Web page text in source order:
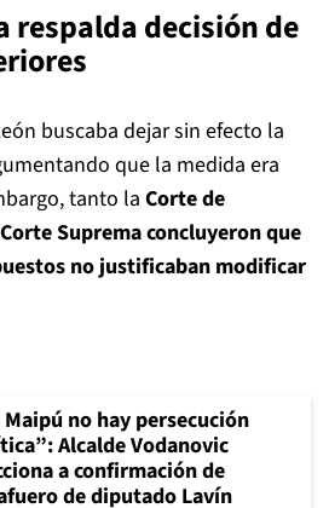
respalda decisión de
buscaba dejar sin efecto la
que la medida era
tanto la Corte de
Suprema concluyeron que
no justificaban modificar
Maipú no hay persecución
Alcalde Vodanovic
a confirmación de
de diputado Lavín